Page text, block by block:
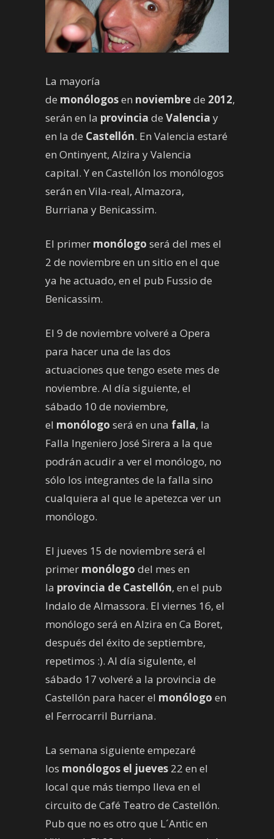
La mayoría
de monólogosen noviembrede 2012,
serán en la provincia de Valencia y
en la de Castellón. En Valencia estaré
en Ontinyent, Alzira y Valencia
capital. Y en Castellón los monólogos
serán en Vila-real, Almazora,
Burriana y Benicassim.
El primer monólogo será del mes el
2 de noviembre en un sitio en el que
ya he actuado, en el pub Fussio de
Benicassim.
El 9 de noviembre volveré a Opera
para hacer una de las dos
actuaciones que tengo esete mes de
noviembre. Al día siguiente, el
sábado 10 de noviembre,
el monólogo será en una falla, la
Falla Ingeniero José Sirera a la que
podrán acudir a ver el monólogo, no
sólo los integrantes de la falla sino
cualquiera al que le apetezca ver un
monólogo.
El jueves 15 de noviembre será el
primer monólogo del mes en
la provincia de Castellón, en el pub
Indalo de Almassora. El viernes 16, el
monólogo será en Alzira en Ca Boret,
después del éxito de septiembre,
repetimos :). Al día siguIente, el
sábado 17 volveré a la provincia de
Castellón para hacer el monólogo en
el Ferrocarril Burriana.
La semana siguiente empezaré
los monólogos el jueves 22 en el
local que más tiempo lleva en el
circuito de Café Teatro de Castellón.
Pub que no es otro que L´Antic en